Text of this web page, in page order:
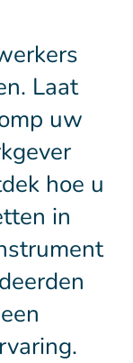
Laat
uw
hoe u
in